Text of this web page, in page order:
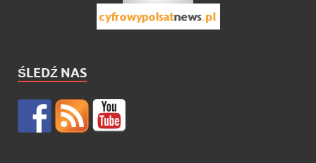
ŚLEDŹ NAS